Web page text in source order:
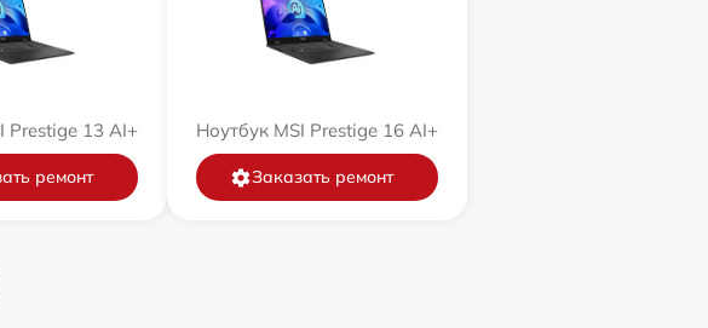
Prestige 13 AI+
ремонт
Ноутбук MSI Prestige 16 AI+
Заказать ремонт